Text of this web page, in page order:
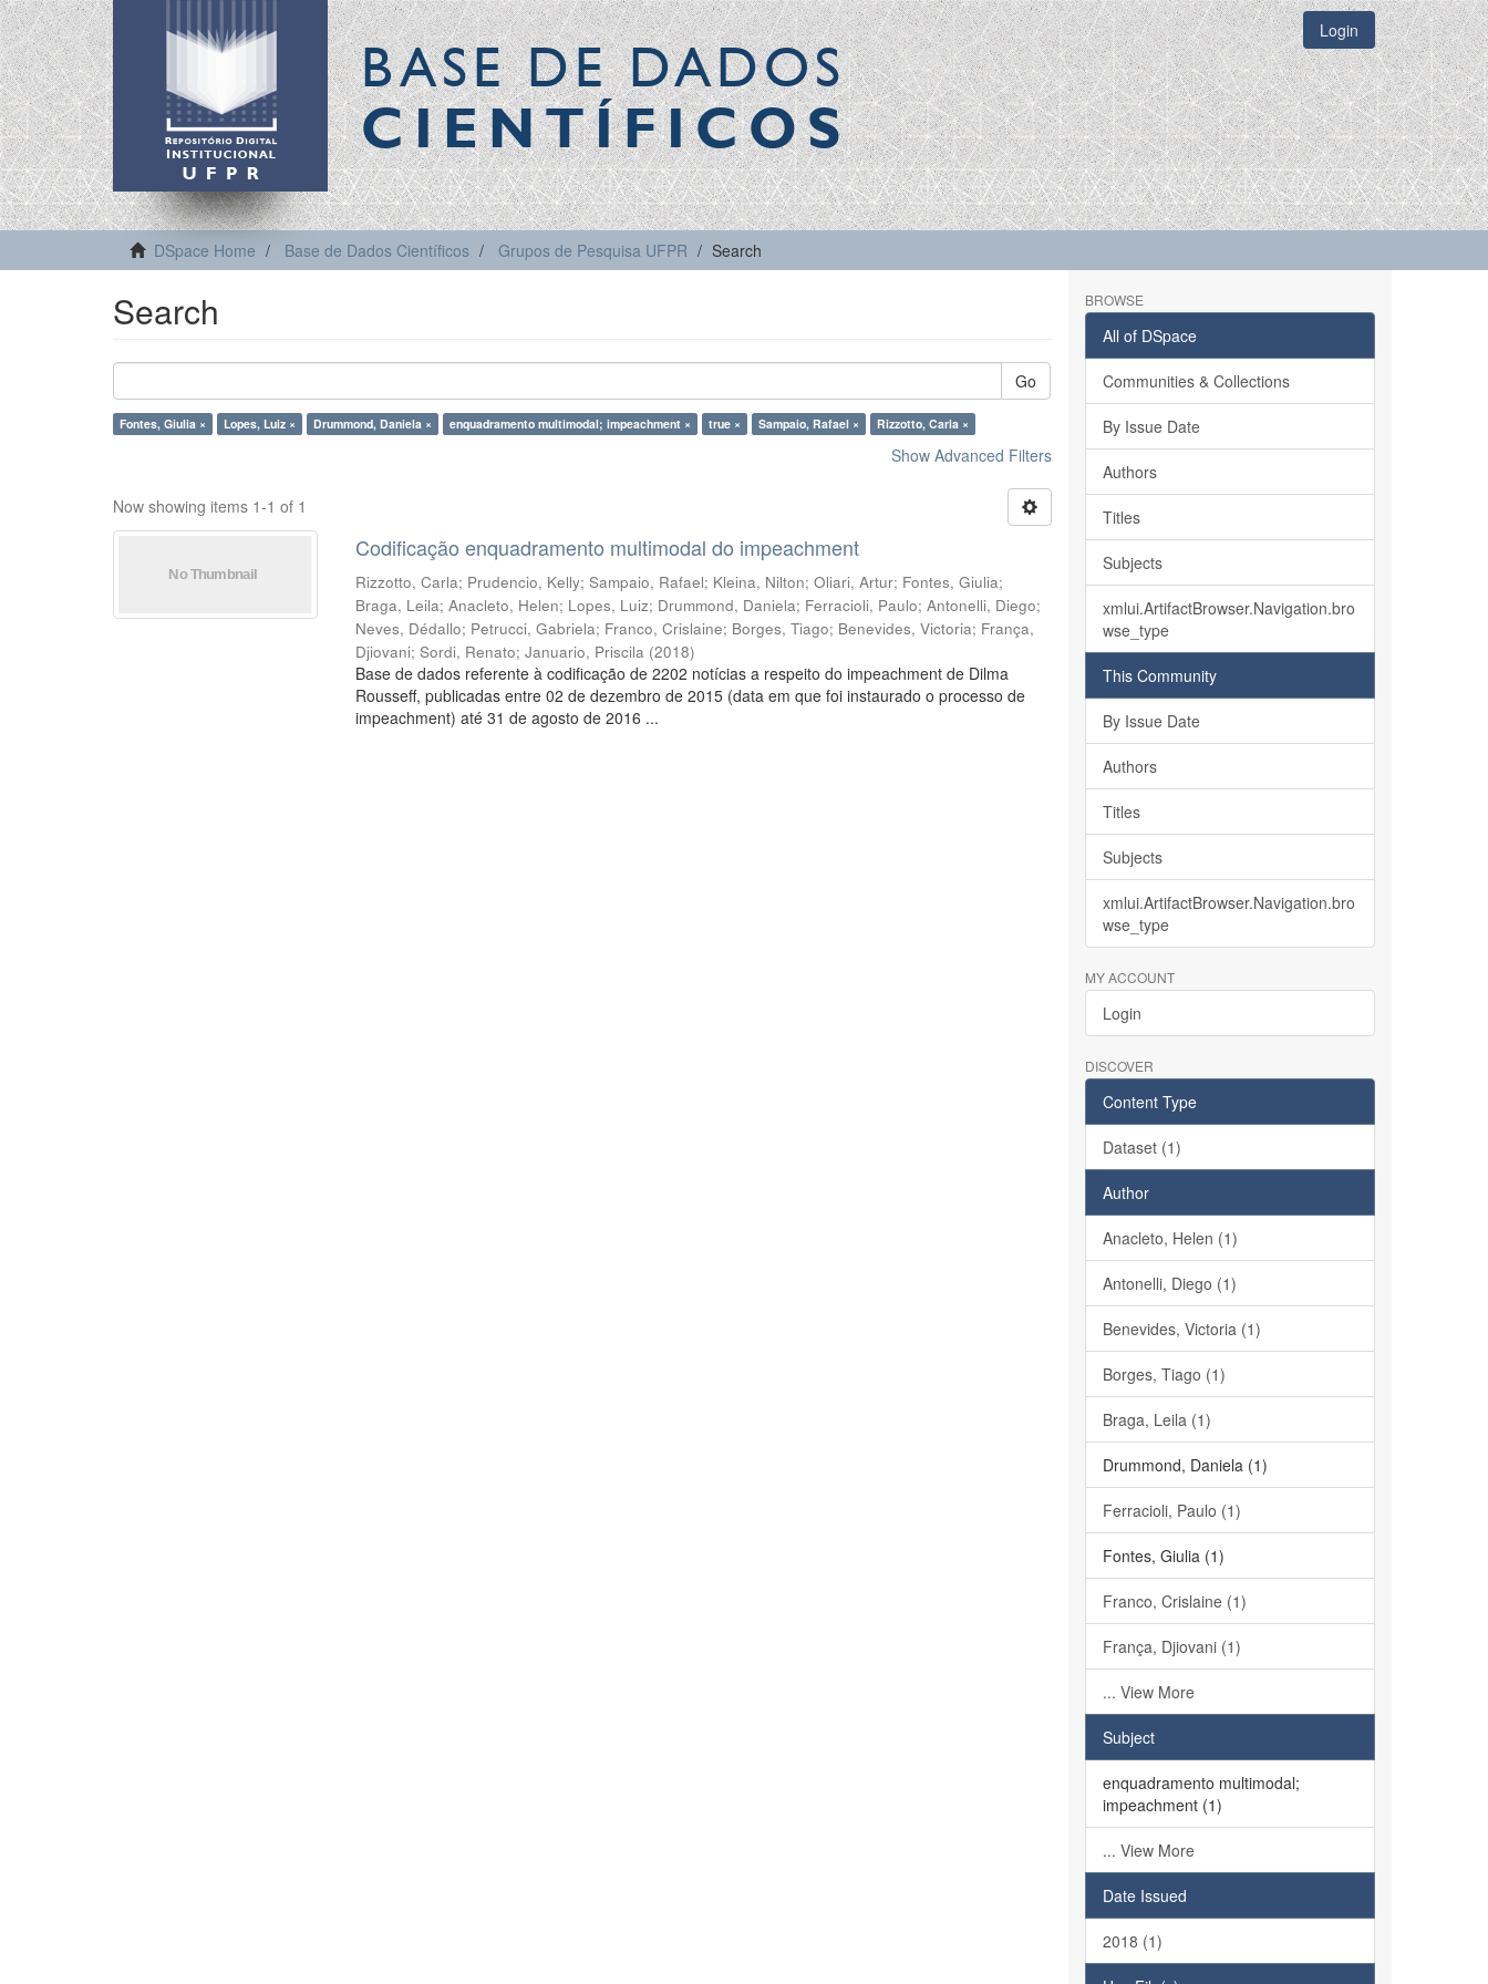
BASE DE DADOS
CIENTÍFICOS
Login
DSpace Home Base de Dados Científicos Grupos de Pesquisa UFPR Search
Search
Go
Fontes, Giulia × Lopes, Luiz × Drummond, Daniela × enquadramento multimodal; impeachment × true × Sampaio, Rafael × Rizzotto, Carla ×
Show Advanced Filters
Now showing items 1-1 of 1
Codificação enquadramento multimodal do impeachment
Rizzotto, Carla; Prudencio, Kelly;Sampaio, Rafael; Kleina, Nilton;Oliari, Artur; Fontes, Giulia;
Braga, Leila;Anacleto, Helen; Lopes, Luiz; Drummond, Daniela; Ferracioli, Paulo;Antonelli, Diego;
Neves, Dédallo; Petrucci, Gabriela; Franco, Crislaine; Borges, Tiago; Benevides, Victoria; França,
Djiovani;Sordi, Renato;Januario, Priscila (2018)
Base de dados referente à codificação de 2202 notícias a respeito do impeachment de Dilma
Rousseff, publicadas entre 02 de dezembro de 2015 (data em que foi instaurado o processo de
impeachment) até 31 de agosto de 2016 ...
BROWSE
All of DSpace
Communities & Collections
By Issue Date
Authors
Titles
Subjects
xmlui.ArtifactBrowser.Navigation.bro
wse_type
This Community
By Issue Date
Authors
Titles
Subjects
xmlui.ArtifactBrowser.Navigation.bro
wse_type
MY ACCOUNT
Login
DISCOVER
Content Type
Dataset (1)
Author
Anacleto, Helen (1)
Antonelli, Diego (1)
Benevides, Victoria (1)
Borges, Tiago (1)
Braga, Leila (1)
Drummond, Daniela (1)
Ferracioli, Paulo (1)
Fontes, Giulia (1)
Franco, Crislaine (1)
França, Djiovani (1)
... View More
Subject
enquadramento multimodal;
impeachment (1)
... View More
Date Issued
2018 (1)